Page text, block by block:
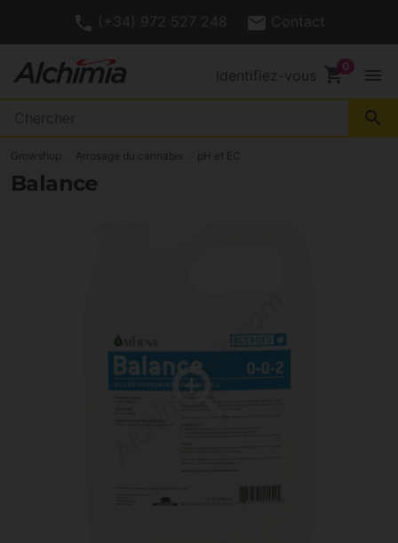
(+34) 972 527 248 Contact
Identifiez-vous shopping_cart menu
search
Growshop Arrosage du cannabis pH et EC
Balance